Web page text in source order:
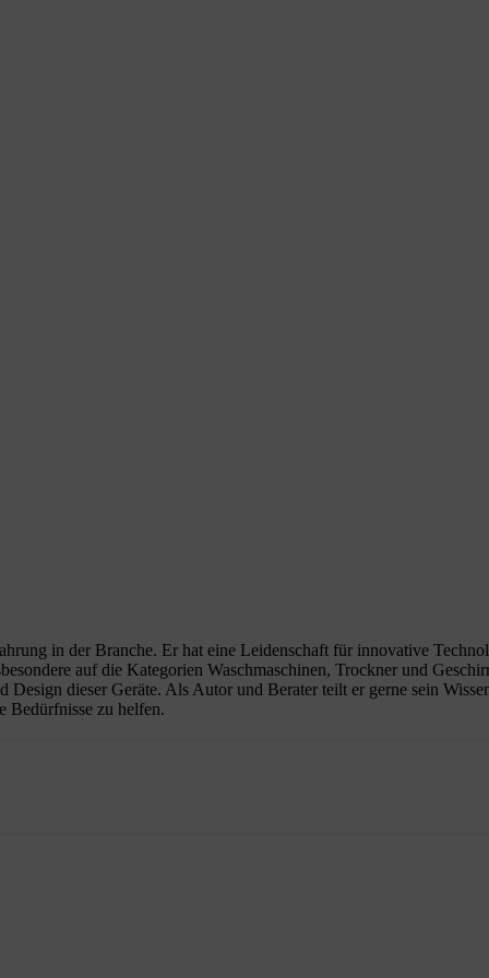
in der Branche. Er hat eine Leidenschaft für innovative
auf die Kategorien Waschmaschinen, Trockner und
dieser Geräte. Als Autor und Berater teilt er gerne sein
Bedürfnisse zu helfen.